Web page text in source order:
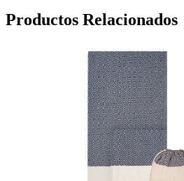
Productos Relacionados